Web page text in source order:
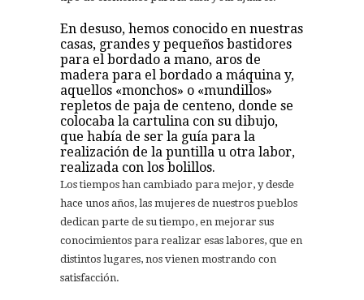
En desuso, hemos conocido en nuestras
casas, grandes y pequeños bastidores
para el bordado a mano, aros de
madera para el bordado a máquina y,
aquellos «monchos» o «mundillos»
repletos de paja de centeno, donde se
colocaba la cartulina con su dibujo,
que había de ser la guía para la
realización de la puntilla u otra labor,
realizada con los bolillos.
Los tiempos han cambiado para mejor, y desde
hace unos años, las mujeres de nuestros pueblos
dedican parte de su tiempo, en mejorar sus
conocimientos para realizar esas labores, que en
distintos lugares, nos vienen mostrando con
satisfacción.